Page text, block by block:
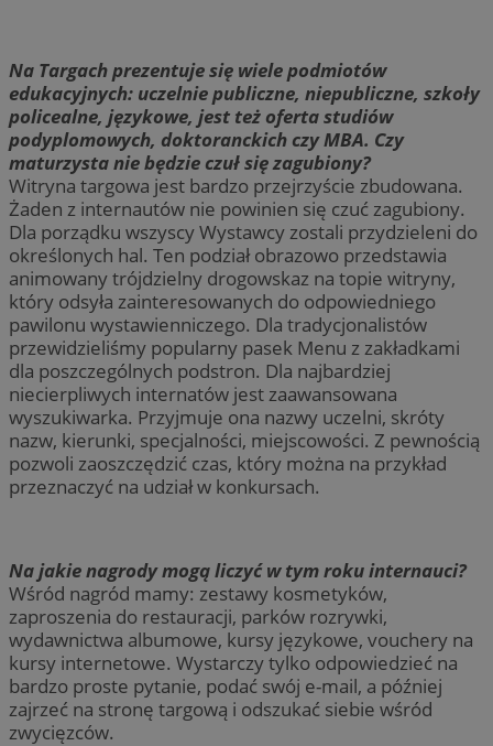
Na Targach prezentuje się wiele podmiotów
edukacyjnych: uczelnie publiczne, niepubliczne, szkoły
policealne, językowe, jest też oferta studiów
podyplomowych, doktoranckich czy MBA. Czy
maturzysta nie będzie czuł się zagubiony?
Witryna targowa jest bardzo przejrzyście zbudowana.
Żaden z internautów nie powinien się czuć zagubiony.
Dla porządku wszyscy Wystawcy zostali przydzieleni do
określonych hal. Ten podział obrazowo przedstawia
animowany trójdzielny drogowskaz na topie witryny,
który odsyła zainteresowanych do odpowiedniego
pawilonu wystawienniczego. Dla tradycjonalistów
przewidzieliśmy popularny pasek Menu z zakładkami
dla poszczególnych podstron. Dla najbardziej
niecierpliwych internatów jest zaawansowana
wyszukiwarka. Przyjmuje ona nazwy uczelni, skróty
nazw, kierunki, specjalności, miejscowości. Z pewnością
pozwoli zaoszczędzić czas, który można na przykład
przeznaczyć na udział w konkursach.
Na jakie nagrody mogą liczyć w tym roku internauci?
Wśród nagród mamy: zestawy kosmetyków,
zaproszenia do restauracji, parków rozrywki,
wydawnictwa albumowe, kursy językowe, vouchery na
kursy internetowe. Wystarczy tylko odpowiedzieć na
bardzo proste pytanie, podać swój e-mail, a później
zajrzeć na stronę targową i odszukać siebie wśród
zwycięzców.